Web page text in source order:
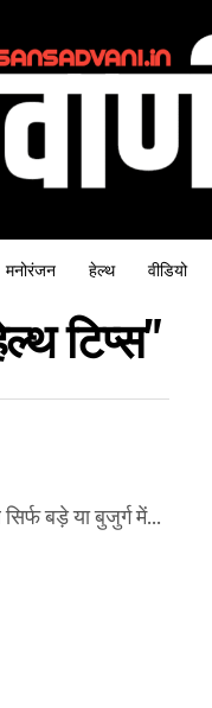
मनोरंजन हेल्थ वीडियो
टिप्स"
बड़े या बुजुर्ग में...